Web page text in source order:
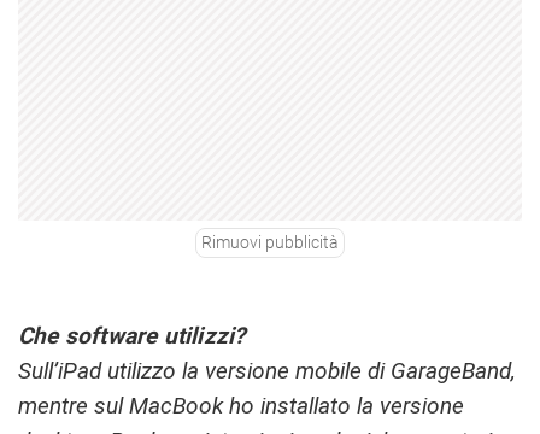
Rimuovi pubblicità
Che software utilizzi?
Sull’iPad utilizzo la versione mobile di GarageBand,
mentre sul MacBook ho installato la versione